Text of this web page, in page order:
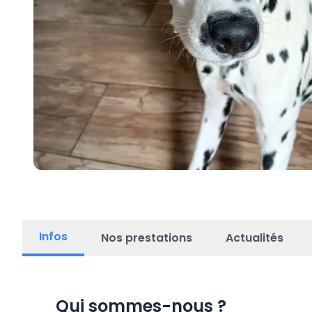
Infos Nos prestations Actualités
Qui sommes-nous ?